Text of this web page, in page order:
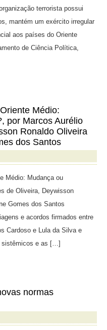
terrorista possui
mantém um exército irregular
aos países do Oriente
de Ciência Política,
Médio:
por Marcos Aurélio
Ronaldo Oliveira
dos Santos
Médio: Mudança ou
de Oliveira, Deywisson
Gomes dos Santos
e acordos firmados entre
Cardoso e Lula da Silva e
sistêmicos e as […]
normas